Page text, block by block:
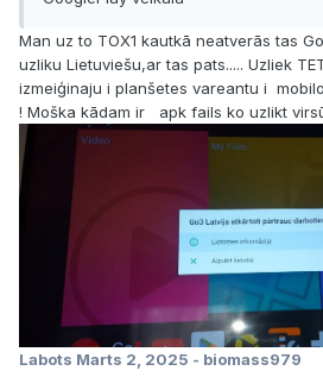
Man uz to TOX1 kautkā neatverās tas
uzliku Lietuviešu,ar tas pats..... Uzliek
izmeiģinaju i planšetes vareantu i
! Moška kādam ir apk fails ko uzlikt
Labots Marts 2, 2025 - biomass979